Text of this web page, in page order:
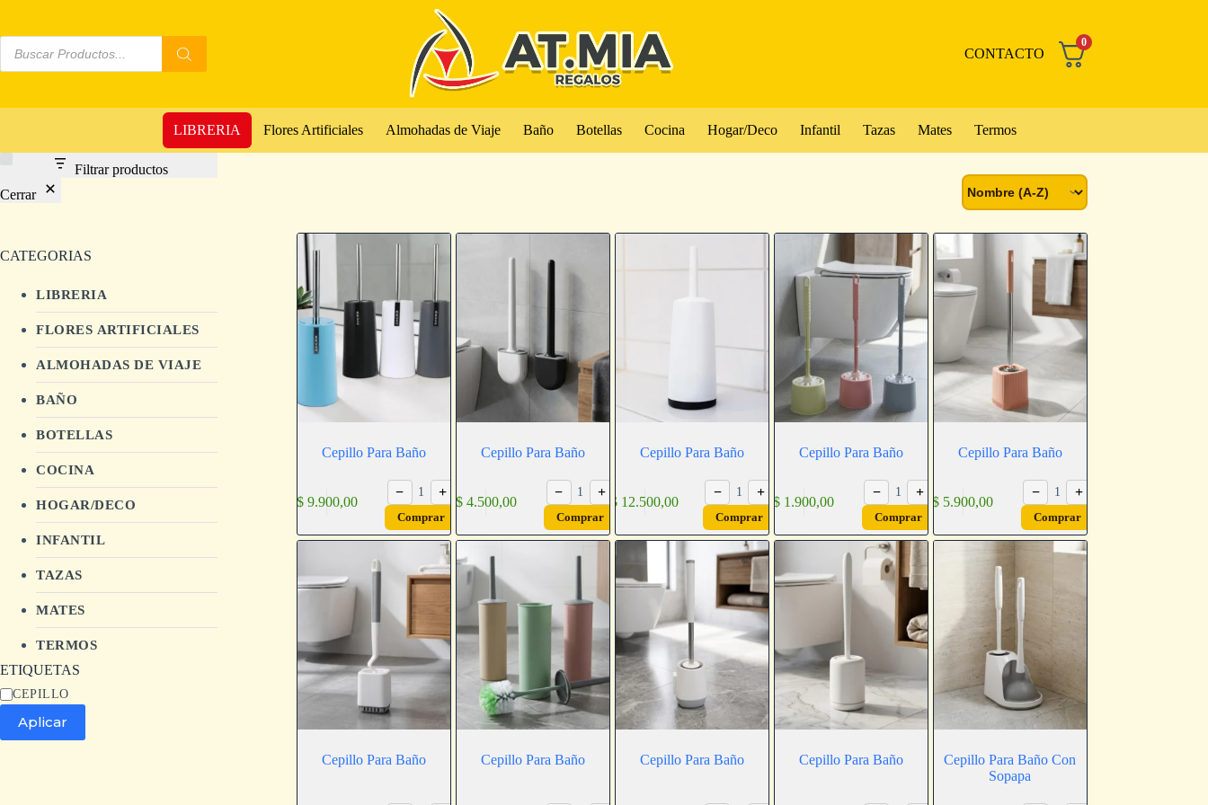
CONTACTO
0
LIBRERIA Flores Artificiales Almohadas de Viaje Baño Botellas Cocina Hogar/Deco Infantil Tazas Mates Termos
Cepillo Para Baño
$9.900,00
− 1 +
Comprar
Cepillo Para Baño
$4.500,00
− 1 +
Comprar
Cepillo Para Baño
$ 12.500,00
− 1 +
Comprar
Cepillo Para Baño
$ 1.900,00
− 1 +
Comprar
Cepillo Para Baño
$ 5.900,00
− 1 +
Comprar
Cepillo Para Baño Cepillo Para Baño Cepillo Para Baño Cepillo Para Baño
Cepillo Para Baño Con
Sopapa
Filtrar productos
Cerrar
CATEGORIAS
LIBRERIA
FLORES ARTIFICIALES
ALMOHADAS DE VIAJE
BAÑO
BOTELLAS
COCINA
HOGAR/DECO
INFANTIL
TAZAS
MATES
TERMOS
ETIQUETAS
CEPILLO
Aplicar